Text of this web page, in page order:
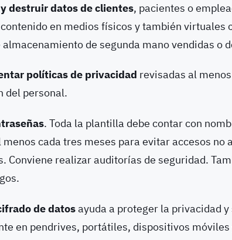
destruir datos de clientes, pacientes o
en medios físicos y también virtuales
almacenamiento de segunda mano vendidas o
políticas de privacidad revisadas al
del personal.
. Toda la plantilla debe contar con
cada tres meses para evitar accesos no
Conviene realizar auditorías de seguridad.
de datosayuda a proteger la privacidad
en pendrives, portátiles, dispositivos móviles